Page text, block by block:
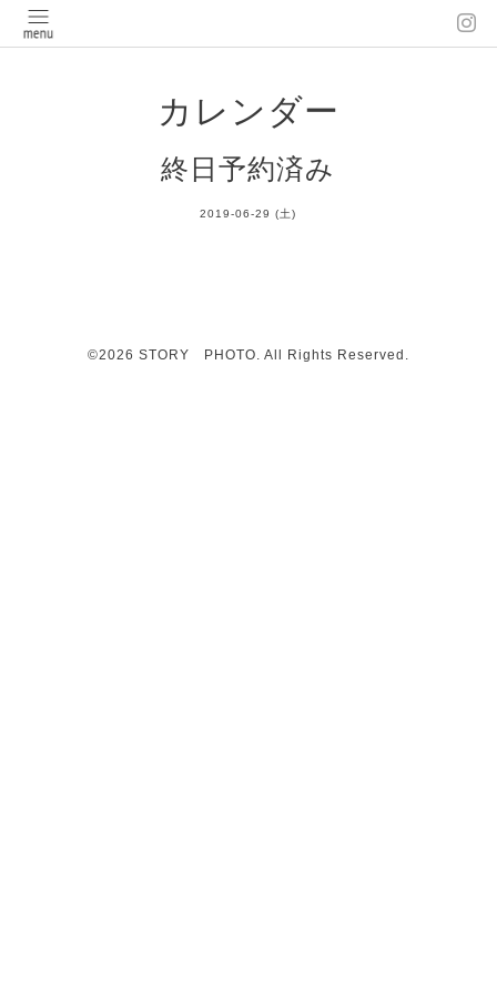
カレンダー
終日予約済み
2019-06-29 (土)
©2026 STORY PHOTO. All Rights Reserved.